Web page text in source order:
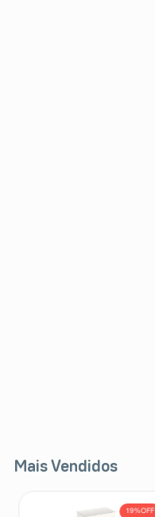
Mais Vendidos
19%OFF